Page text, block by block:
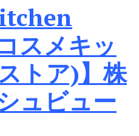
スメキッ
トア)】株
ュビュー